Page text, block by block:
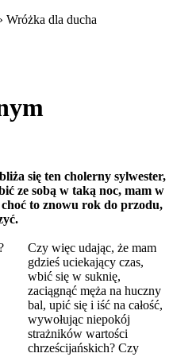
Wróżka dla ducha
się ten cholerny sylwester,
ze sobą w taką noc, mam w
choć to znowu rok do przodu,
Czy więc udając, że mam
gdzieś uciekający czas,
wbić się w suknię,
zaciągnąć męża na huczny
bal, upić się i iść na całość,
wywołując niepokój
strażników wartości
chrześcijańskich? Czy